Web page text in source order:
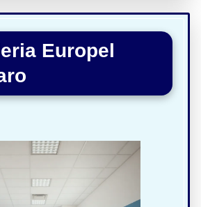
Europel